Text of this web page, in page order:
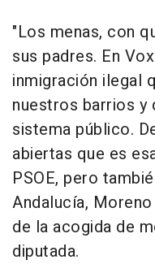
"Los menas, con
sus padres. En
inmigración ilegal
nuestros barrios y
sistema público.
abiertas que es
PSOE, pero
Andalucía,
de la acogida de
diputada.